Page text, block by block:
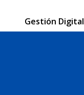
Gestión Digital